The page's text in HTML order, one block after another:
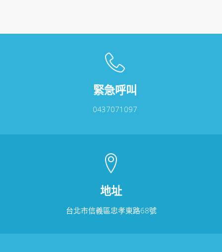
緊急呼叫
0437071097
地址
台北市信義區忠孝東路68號